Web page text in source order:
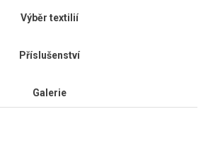
Výběr textilií
Příslušenství
Galerie